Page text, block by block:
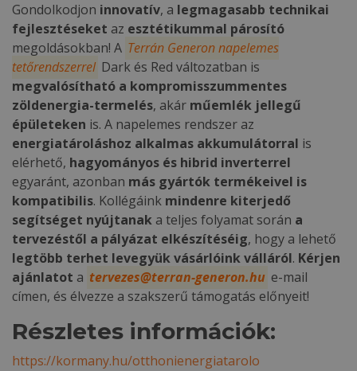
Gondolkodjon innovatív, a legmagasabb technikai
fejlesztéseket az esztétikummal párosító
megoldásokban! A Terrán Generon napelemes
tetőrendszerrel Dark és Red változatban is
megvalósítható a kompromisszummentes
zöldenergia-termelés, akár műemlék jellegű
épületeken is. A napelemes rendszer az
energiatároláshoz alkalmas akkumulátorral is
elérhető, hagyományos és hibrid inverterrel
egyaránt, azonban más gyártók termékeivel is
kompatibilis. Kollégáink mindenre kiterjedő
segítséget nyújtanak a teljes folyamat során a
tervezéstől a pályázat elkészítéséig, hogy a lehető
legtöbb terhet levegyük vásárlóink válláról. Kérjen
ajánlatot a tervezes@terran-generon.hu e-mail
címen, és élvezze a szakszerű támogatás előnyeit!
Részletes információk:
https://kormany.hu/otthonienergiatarolo